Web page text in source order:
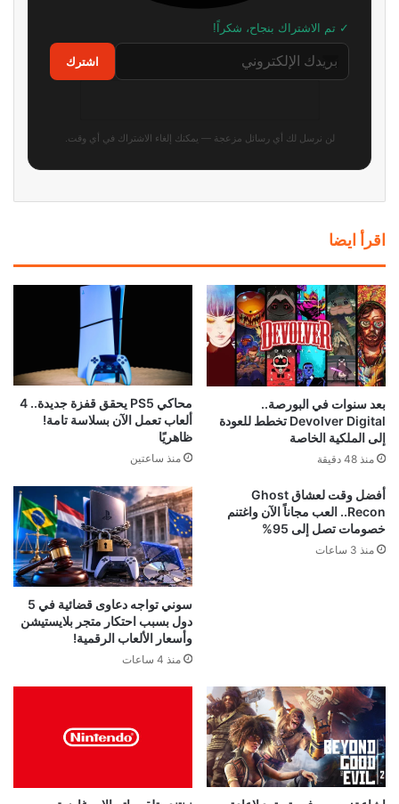
✓ تم الاشتراك بنجاح، شكراً!
اشترك
لن نرسل لك أي رسائل مزعجة — يمكنك إلغاء الاشتراك في أي وقت.
اقرأ ايضا
بعد سنوات في البورصة..
Devolver Digital تخطط للعودة
إلى الملكية الخاصة
منذ 48 دقيقة
محاكي PS5 يحقق قفزة جديدة.. 4
ألعاب تعمل الآن بسلاسة تامة!
ظاهريًا
منذ ساعتين
أفضل وقت لعشاق Ghost
Recon.. العب مجاناً الآن واغتنم
خصومات تصل إلى 95%
منذ 3 ساعات
سوني تواجه دعاوى قضائية في 5
دول بسبب احتكار متجر بلايستيشن
وأسعار الألعاب الرقمية!
منذ 4 ساعات